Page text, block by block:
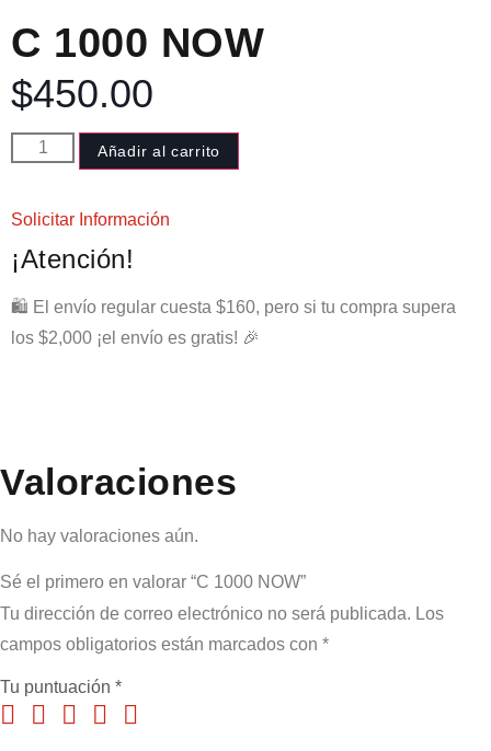
C 1000 NOW
$450.00
Añadir al carrito
Solicitar Información
¡Atención!
🛍️ El envío regular cuesta $160, pero si tu compra supera
los $2,000 ¡el envío es gratis! 🎉
Valoraciones
No hay valoraciones aún.
Sé el primero en valorar “C 1000 NOW”
Tu dirección de correo electrónico no será publicada. Los
campos obligatorios están marcados con *
Tu puntuación *